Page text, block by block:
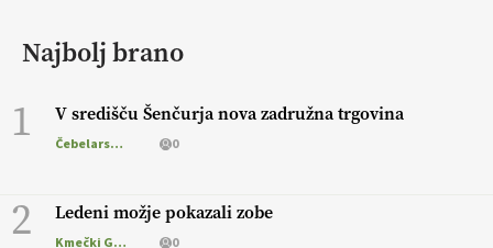
Najbolj brano
1 V središču Šenčurja nova zadružna trgovina
Čebelarstvo 0
2 Ledeni možje pokazali zobe
Kmečki Glas 0